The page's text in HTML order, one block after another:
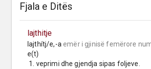
Fjala e Ditës
lajthitje
lajthítj/e,-a emër i gjinisë femërore
e(t)